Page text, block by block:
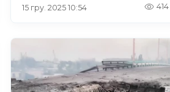
15 гру. 2025 10:54 414